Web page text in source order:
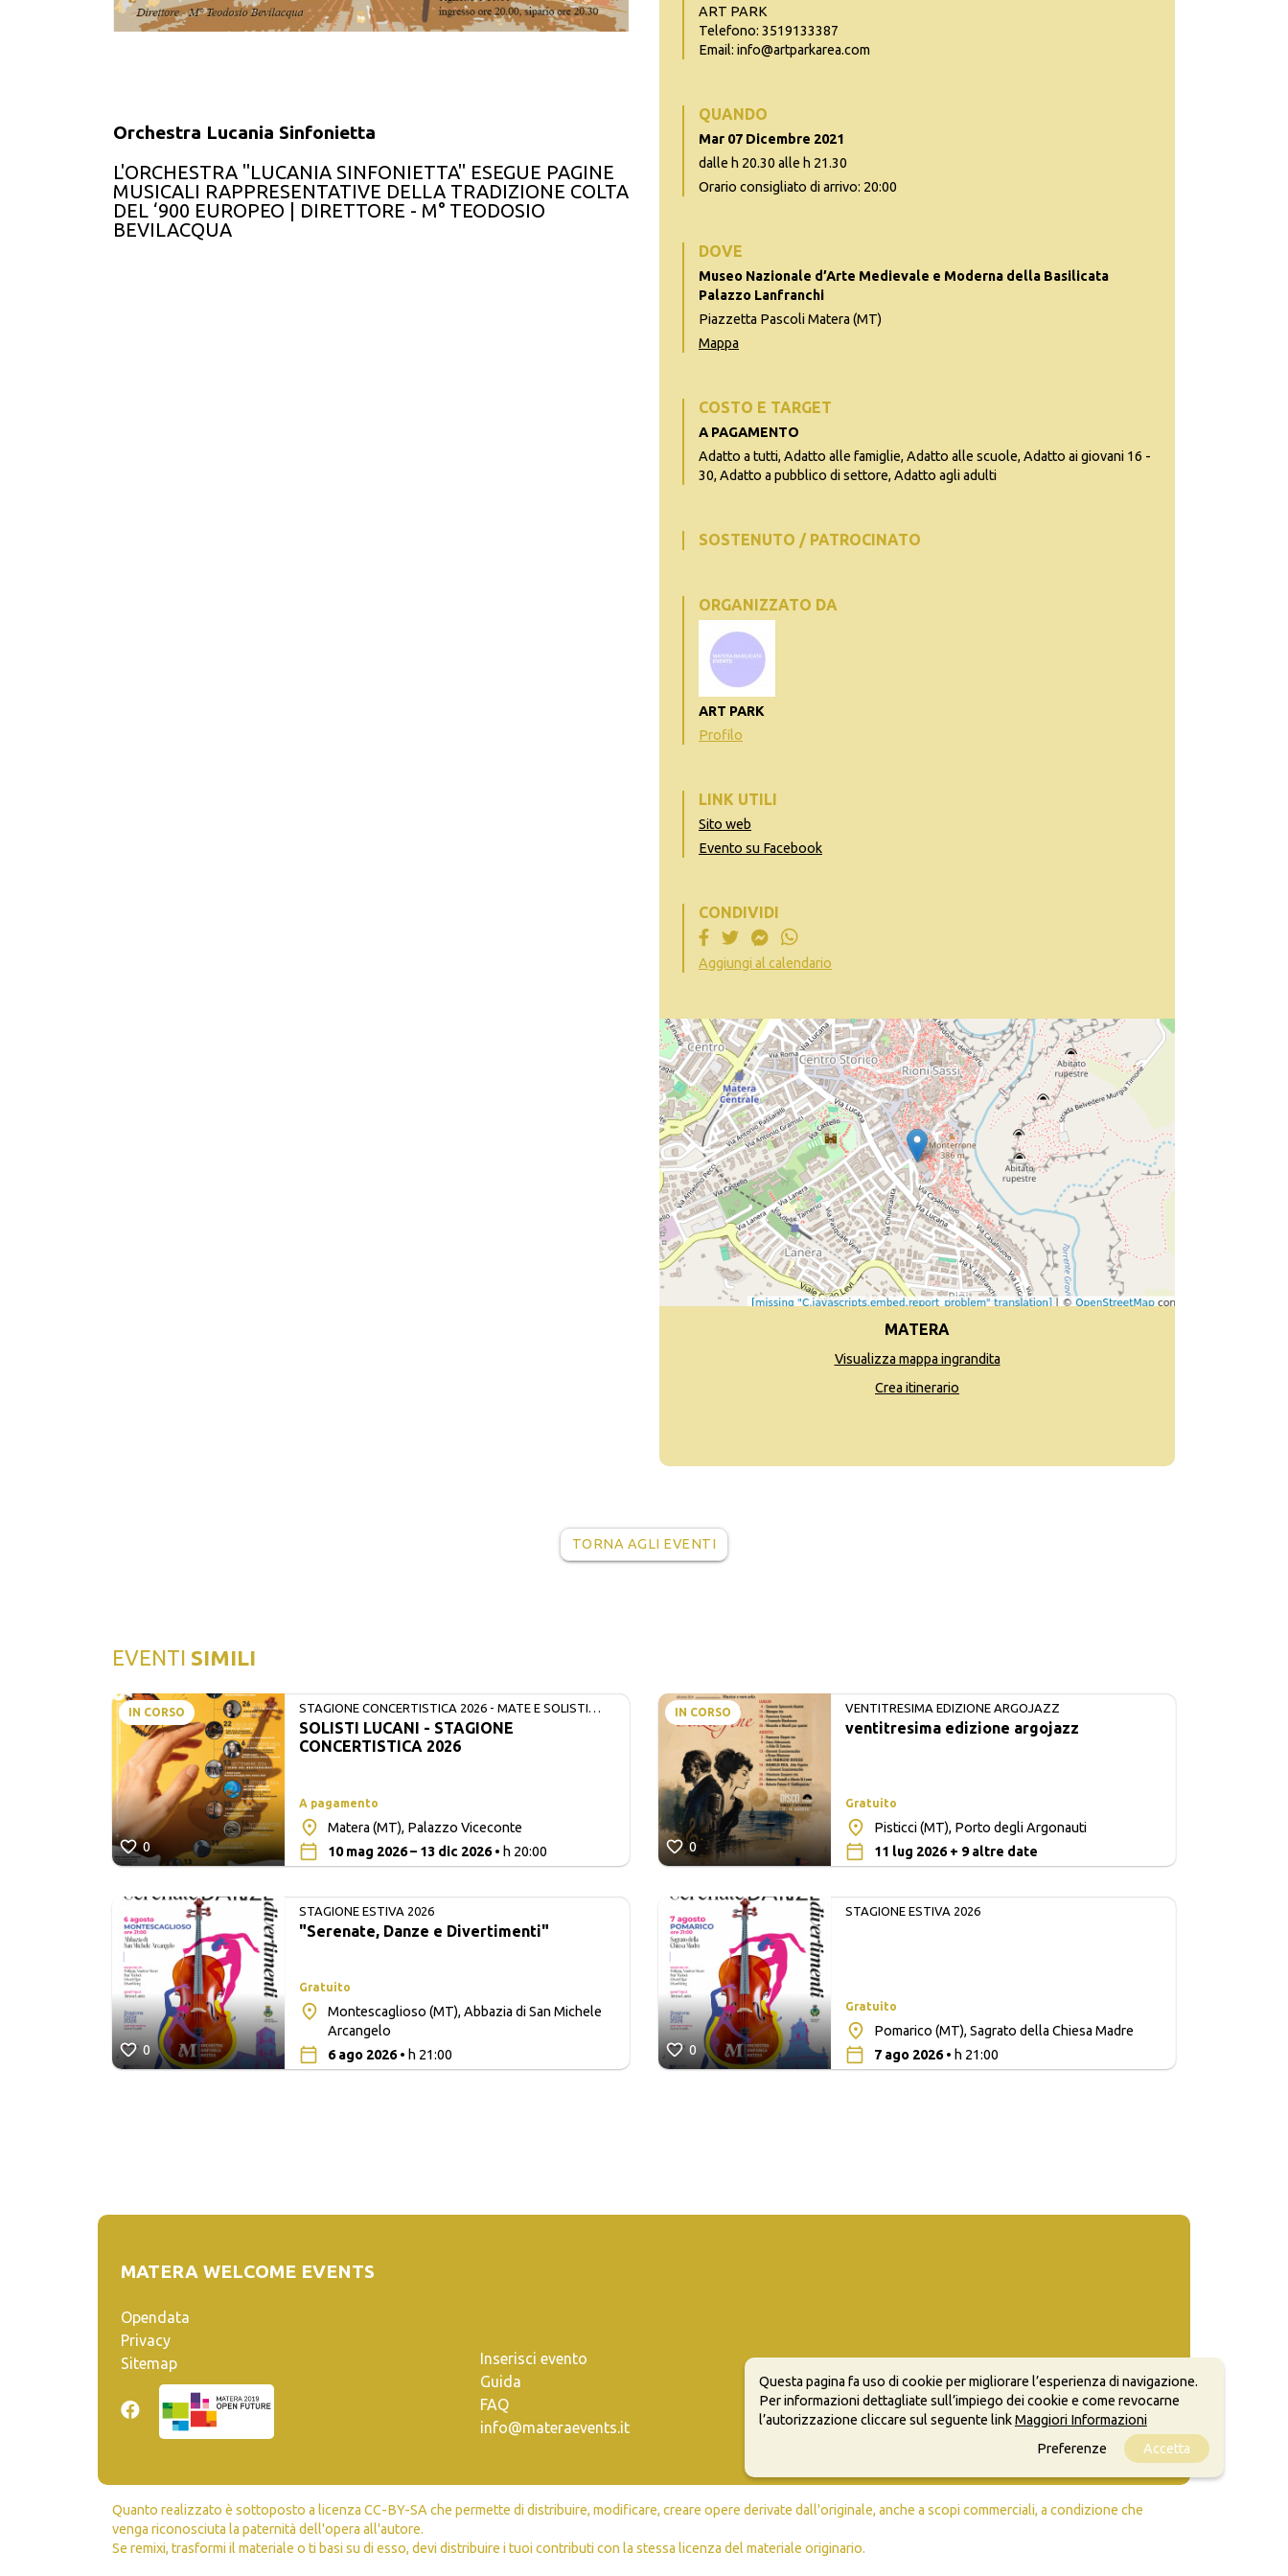
Orchestra Lucania Sinfonietta
L'ORCHESTRA "LUCANIA SINFONIETTA" ESEGUE PAGINE
MUSICALI RAPPRESENTATIVE DELLA TRADIZIONE COLTA
DEL ‘900 EUROPEO | DIRETTORE - M° TEODOSIO
BEVILACQUA
ART PARK
Telefono: 3519133387
Email: info@artparkarea.com
QUANDO
Mar 07 Dicembre 2021
dalle h 20.30 alle h 21.30
Orario consigliato di arrivo: 20:00
DOVE
Museo Nazionale d’Arte Medievale e Moderna della Basilicata
Palazzo Lanfranchi
Piazzetta Pascoli Matera (MT)
Mappa
COSTO E TARGET
A PAGAMENTO
Adatto a tutti, Adatto alle famiglie, Adatto alle scuole, Adatto ai giovani 16 -
30, Adatto a pubblico di settore, Adatto agli adulti
SOSTENUTO / PATROCINATO
ORGANIZZATO DA
ART PARK
Profilo
LINK UTILI
Sito web
Evento su Facebook
CONDIVIDI
Aggiungi al calendario
MATERA
Visualizza mappa ingrandita
Crea itinerario
TORNA AGLI EVENTI
EVENTI SIMILI
IN CORSO
0
STAGIONE CONCERTISTICA 2026 - MATE E SOLISTI
LUCANI
SOLISTI LUCANI - STAGIONE
CONCERTISTICA 2026
A pagamento
Matera (MT), Palazzo Viceconte
10 mag 2026 – 13 dic 2026• h 20:00
0
STAGIONE ESTIVA 2026
"Serenate, Danze e Divertimenti"
Gratuito
Montescaglioso (MT), Abbazia di San Michele
Arcangelo
6 ago 2026• h 21:00
IN CORSO
0
VENTITRESIMA EDIZIONE ARGOJAZZ
ventitresima edizione argojazz
Gratuito
Pisticci (MT), Porto degli Argonauti
11 lug 2026 + 9 altre date
0
STAGIONE ESTIVA 2026
Gratuito
Pomarico (MT), Sagrato della Chiesa Madre
7 ago 2026• h 21:00
MATERA WELCOME EVENTS
Opendata
Privacy
Sitemap
Inserisci evento
Guida
FAQ
info@materaevents.it
Quanto realizzato è sottoposto a licenza CC-BY-SA che permette di distribuire, modificare, creare opere derivate dall'originale, anche a scopi commerciali, a condizione che
venga riconosciuta la paternità dell'opera all'autore.
Se remixi, trasformi il materiale o ti basi su di esso, devi distribuire i tuoi contributi con la stessa licenza del materiale originario.
Questa pagina fa uso di cookie per migliorare l’esperienza di navigazione.
Per informazioni dettagliate sull’impiego dei cookie e come revocarne
l’autorizzazione cliccare sul seguente linkMaggiori Informazioni
Preferenze
Accetta